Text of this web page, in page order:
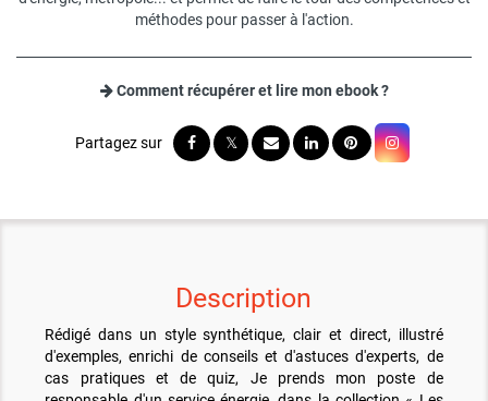
méthodes pour passer à l'action.
Comment récupérer et lire mon ebook ?
Description
Rédigé dans un style synthétique, clair et direct, illustré
d'exemples, enrichi de conseils et d'astuces d'experts, de
cas pratiques et de quiz, Je prends mon poste de